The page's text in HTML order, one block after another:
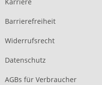
Karriere
Barrierefreiheit
Widerrufsrecht
Datenschutz
AGBs für Verbraucher